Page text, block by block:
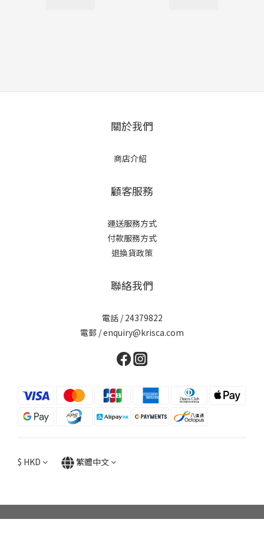
關於我們
商店介紹
顧客服務
運送服務方式
付款服務方式
退換貨政策
聯絡我們
電話 / 24379822
電郵 / enquiry@krisca.com
$ HKD 繁體中文